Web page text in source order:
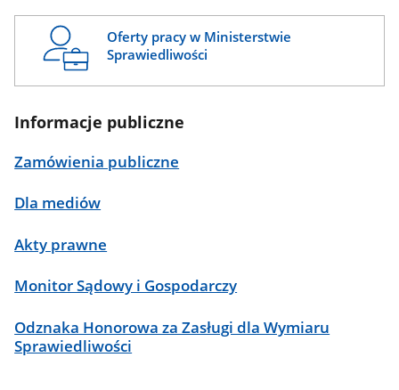
Oferty pracy w Ministerstwie
Sprawiedliwości
Informacje publiczne
Zamówienia publiczne
Dla mediów
Akty prawne
Monitor Sądowy i Gospodarczy
Odznaka Honorowa za Zasługi dla Wymiaru
Sprawiedliwości